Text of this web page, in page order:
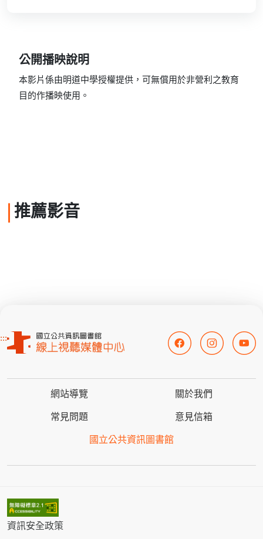
公開播映說明
本影片係由明道中學授權提供，可無償用於非營利之教育
目的作播映使用。
推薦影音
:::
網站導覽 關於我們
常見問題 意見信箱
國立公共資訊圖書館
資訊安全政策